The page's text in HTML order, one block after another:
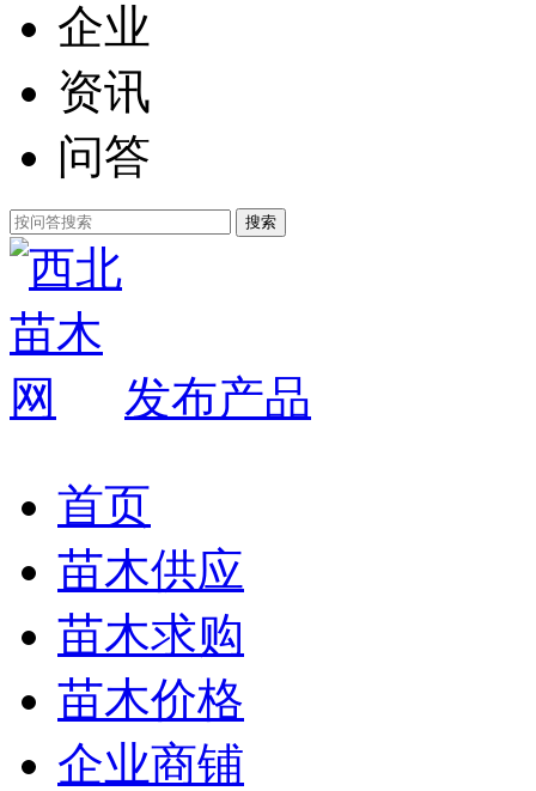
企业
资讯
问答
发布产品
首页
苗木供应
苗木求购
苗木价格
企业商铺